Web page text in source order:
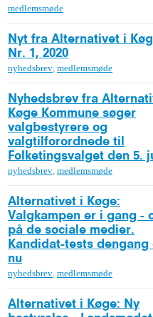
medlemsmøde
Nyt fra Alternativet i
Nr. 1, 2020
nyhedsbrev, medlemsmøde
Nyhedsbrev fra
Køge Kommune søger
valgbestyrere og
valgtilforordnede til
Folketingsvalget den 5.
nyhedsbrev, medlemsmøde
Alternativet i Køge:
Valgkampen er i gang -
på de sociale medier.
Kandidat-tests dengang
nu
nyhedsbrev, medlemsmøde
Alternativet i Køge: Ny